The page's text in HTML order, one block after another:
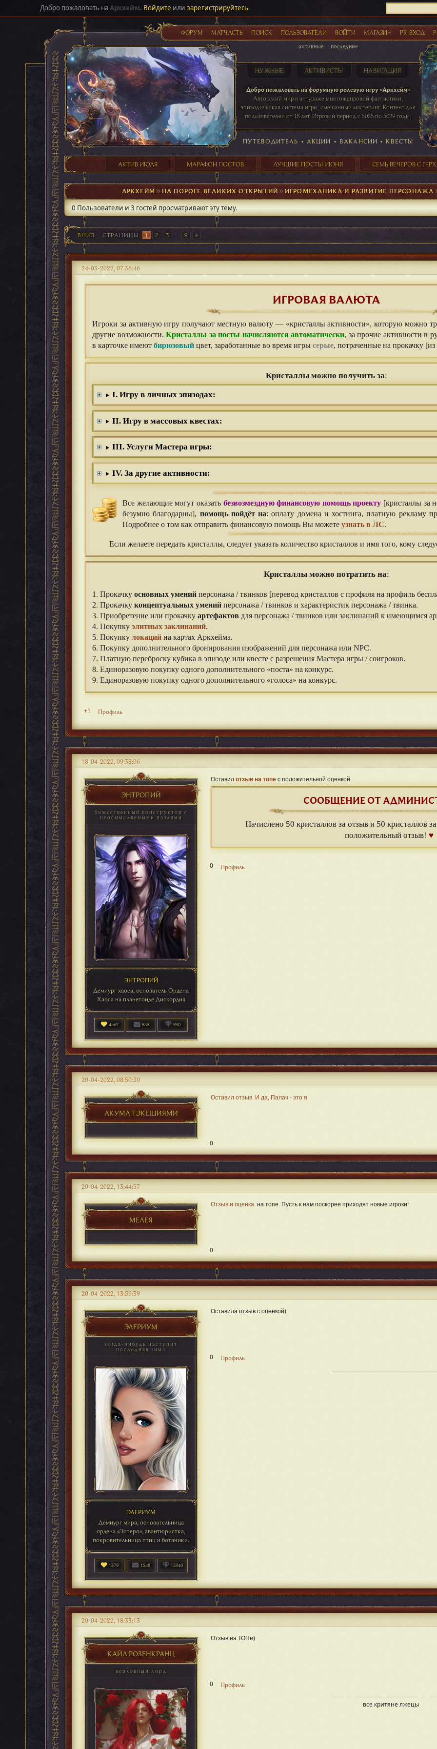
Добро пожаловать наАркхейм. Войдите или зарегистрируйтесь.
ФОРУМ МАТЧАСТЬ ПОИСК ПОЛЬЗОВАТЕЛИ ВОЙТИ МАГАЗИН PR-ВХОД
активные последние
НУЖНЫЕ АКТИВИСТЫ НАВИГАЦИЯ
Добро пожаловать на форумную ролевую игру «Аркхейм»
Авторский мир в антураже многожанровой фантастики,
эпизодическая система игры, смешанный мастеринг. Контент для
пользователей от 18 лет. Игровой период с 5025 по 5029 годы.
таблице игровой активности
41 ПОСТОВ 31 ПОСТОВ 29 ПОСТОВ 24 ПОСТОВ
ПУТЕВОДИТЕЛЬ • АКЦИИ • ВАКАНСИИ • КВЕСТЫ
АКТИВ ИЮЛЯ МАРАФОН ПОСТОВ ЛУЧШИЕ ПОСТЫ ИЮНЯ СЕМЬ ВЕЧЕРОВ С
АРКХЕЙМ ►НА ПОРОГЕ ВЕЛИКИХ ОТКРЫТИЙ ►ИГРОМЕХАНИКА И РАЗВИТИЕ ПЕРСОНАЖА
0 Пользователи и 3 гостей просматривают эту тему.
ВНИЗ СТРАНИЦЫ 1 2 3 9
24-03-2022, 07:36:46
ИГРОВАЯ ВАЛЮТА
Игроки за активную игру получают местную валюту — «кристаллы активности», которую можно
другие возможности. Кристаллы за посты начисляются автоматически, за прочие активности в
в карточке имеют бирюзовый цвет, заработанные во время игры серые, потраченные на прокачку
Кристаллы можно получить за:
I. Игру в личных эпизодах:
II. Игру в массовых квестах:
III. Услуги Мастера игры:
IV. За другие активности:
Все желающие могут оказать безвозмездную финансовую помощь проекту [кристаллы за
безумно благодарны], помощь пойдёт на: оплату домена и хостинга, платную рекламу
Подробнее о том как отправить финансовую помощь Вы можете узнать в ЛС.
Если желаете передать кристаллы, следует указать количество кристаллов и имя того, кому
Кристаллы можно потратить на:
1. Прокачку основных умений персонажа / твинков [перевод кристаллов с профиля на профиль
2. Прокачку концептуальных умений персонажа / твинков и характеристик персонажа / твинка.
3. Приобретение или прокачку артефактов для персонажа / твинков или заклинаний к имеющимся
4. Покупку элитных заклинаний.
5. Покупку локаций на картах Аркхейма.
6. Покупку дополнительного бронирования изображений для персонажа или NPC.
7. Платную переброску кубика в эпизоде или квесте с разрешения Мастера игры / соигроков.
8. Единоразовую покупку одного дополнительного «поста» на конкурс.
9. Единоразовую покупку одного дополнительного «голоса» на конкурс.
+1 Профиль
ЭНТРОПИЙ
Демиург хаоса, основатель Ордена
Хаоса на планетоиде Дискордия
ЭНТРОПИЙ
4562 858 930
божественный конструктор с
неосмысляемыми пазлами
18-04-2022, 09:38:06
Оставил отзыв на топе с положительной оценкой.
СООБЩЕНИЕ ОТ
Начислено 50 кристаллов за отзыв и 50 кристаллов
положительный отзыв! ♥
0 Профиль
АКУМА ТЭКЕШИЯМИ
20-04-2022, 08:50:30
Оставил отзыв. И да, Палач - это я
0
МЕЛЕЯ
20-04-2022, 13:44:57
Отзыв и оценка. на топе. Пусть к нам поскорее приходят новые игроки!
0
ЭЛЕРИУМ
Демиург мира, основательница
ордена «Эсперо», авантюристка,
покровительница птиц и ботаники.
ЭЛЕРИУМ
1379 1548 15940
когда-нибудь наступит
последняя зима
20-04-2022, 13:59:39
Оставила отзыв с оценкой)
0 Профиль
КАЙЛ РОЗЕНКРАНЦ
верховный лорд
20-04-2022, 18:33:13
Отзыв на ТОПе)
0 Профиль
все критяне лжецы